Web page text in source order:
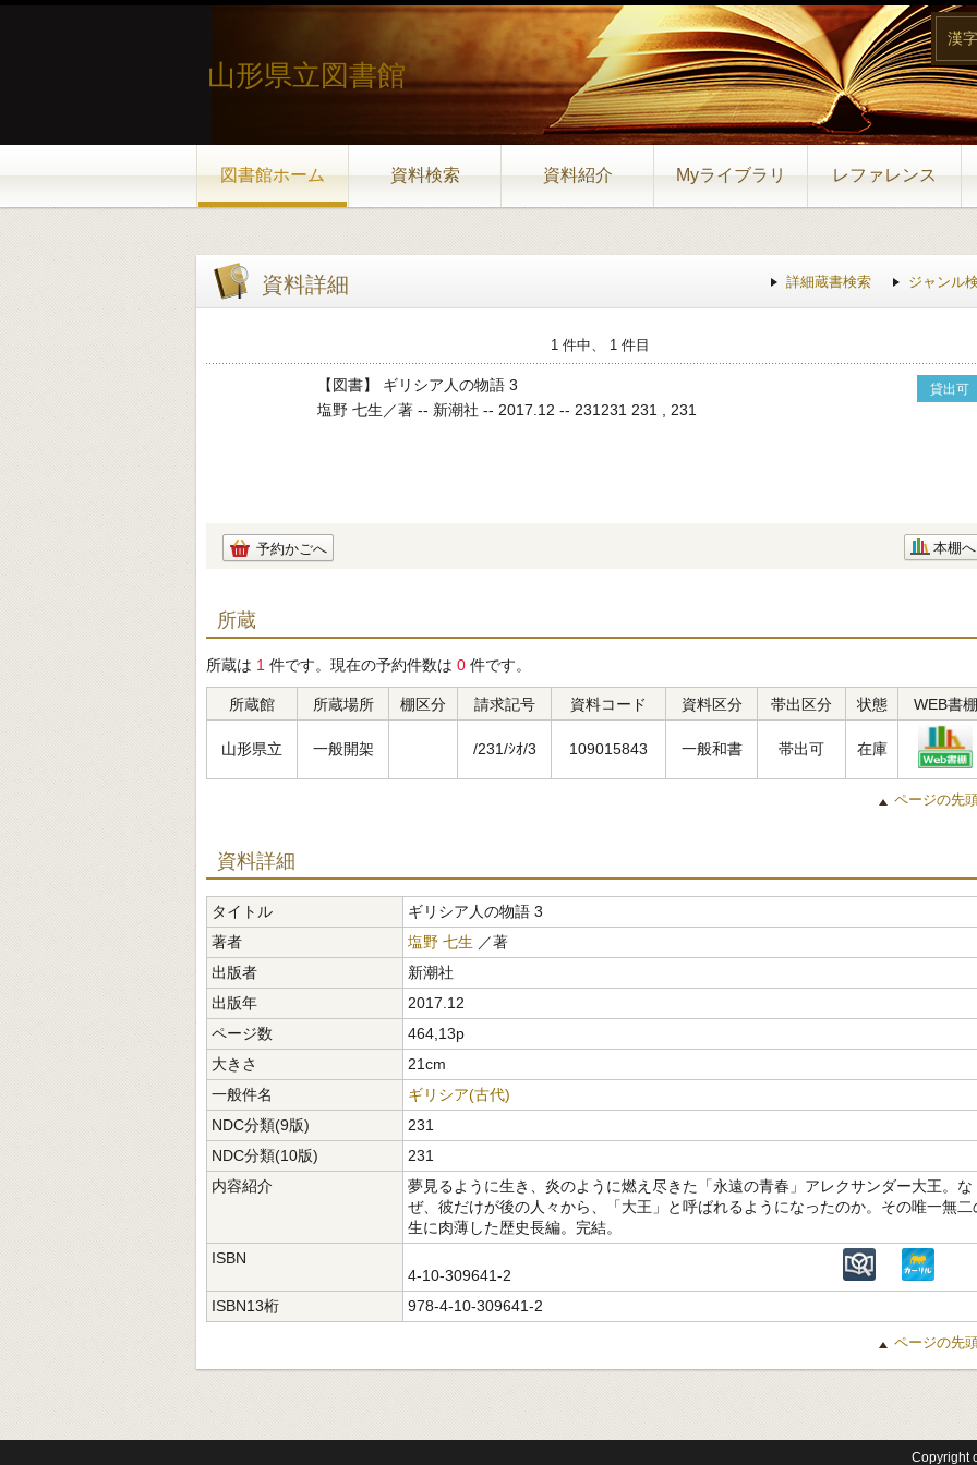
山形県立図書館
図書館ホーム 資料検索 資料紹介 Myライブラリ レファレンス
漢字
資料詳細 詳細蔵書検索 ジャンル
1 件中、 1 件目
【図書】 ギリシア人の物語 3 貸出可
塩野 七生／著 -- 新潮社 -- 2017.12 -- 231231 231 , 231
予約かごへ 本棚へ
所蔵
所蔵は 1 件です。現在の予約件数は 0 件です。
所蔵館 所蔵場所 棚区分 請求記号 資料コード 資料区分 帯出区分 状態 WEB書棚
山形県立 一般開架 /231/ｼｵ/3 109015843 一般和書 帯出可 在庫
ページの先
資料詳細
タイトル
ギリシア人の物語 3
著者
塩野 七生 ／著
出版者
新潮社
出版年
2017.12
ページ数
464,13p
大きさ
21cm
一般件名
ギリシア(古代)
NDC分類(9版)
231
NDC分類(10版)
231
内容紹介
夢見るように生き、炎のように燃え尽きた「永遠の青春」アレクサンダー大王。な
ぜ、彼だけが後の人々から、「大王」と呼ばれるようになったのか。その唯一無二
生に肉薄した歴史長編。完結。
ISBN
4-10-309641-2
ISBN13桁
978-4-10-309641-2
ページの先
Copyright